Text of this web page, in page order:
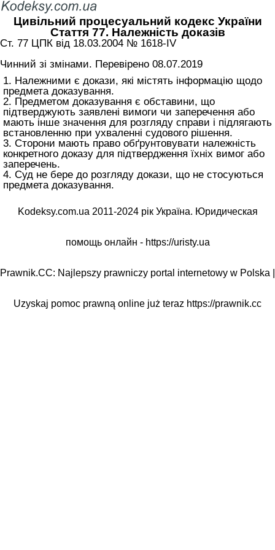
Цивільний процесуальний кодекс України
Стаття 77. Належність доказів
Ст. 77 ЦПК від 18.03.2004 № 1618-IV
Чинний зі змінами. Перевірено 08.07.2019
1. Належними є докази, які містять інформацію щодо
предмета доказування.
2. Предметом доказування є обставини, що
підтверджують заявлені вимоги чи заперечення або
мають інше значення для розгляду справи і підлягають
встановленню при ухваленні судового рішення.
3. Сторони мають право обґрунтовувати належність
конкретного доказу для підтвердження їхніх вимог або
заперечень.
4. Суд не бере до розгляду докази, що не стосуються
предмета доказування.
Kodeksy.com.ua 2011-2024 рік Україна. Юридическая
помощь онлайн - https://uristy.ua
Prawnik.CC: Najlepszy prawniczy portal internetowy w Polska |
Uzyskaj pomoc prawną online już teraz https://prawnik.cc